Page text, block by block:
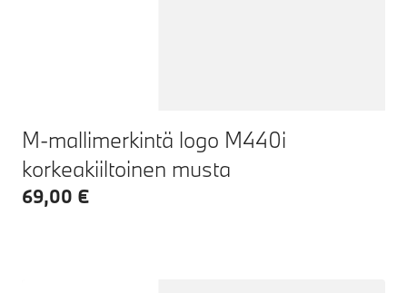
M-mallimerkintä logo M440i
korkeakiiltoinen musta
69,00 €